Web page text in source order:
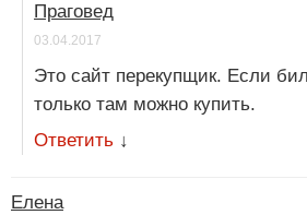
Праговед
03.04.2017
Это сайт перекупщик. Если
только там можно купить.
Ответить ↓
Елена